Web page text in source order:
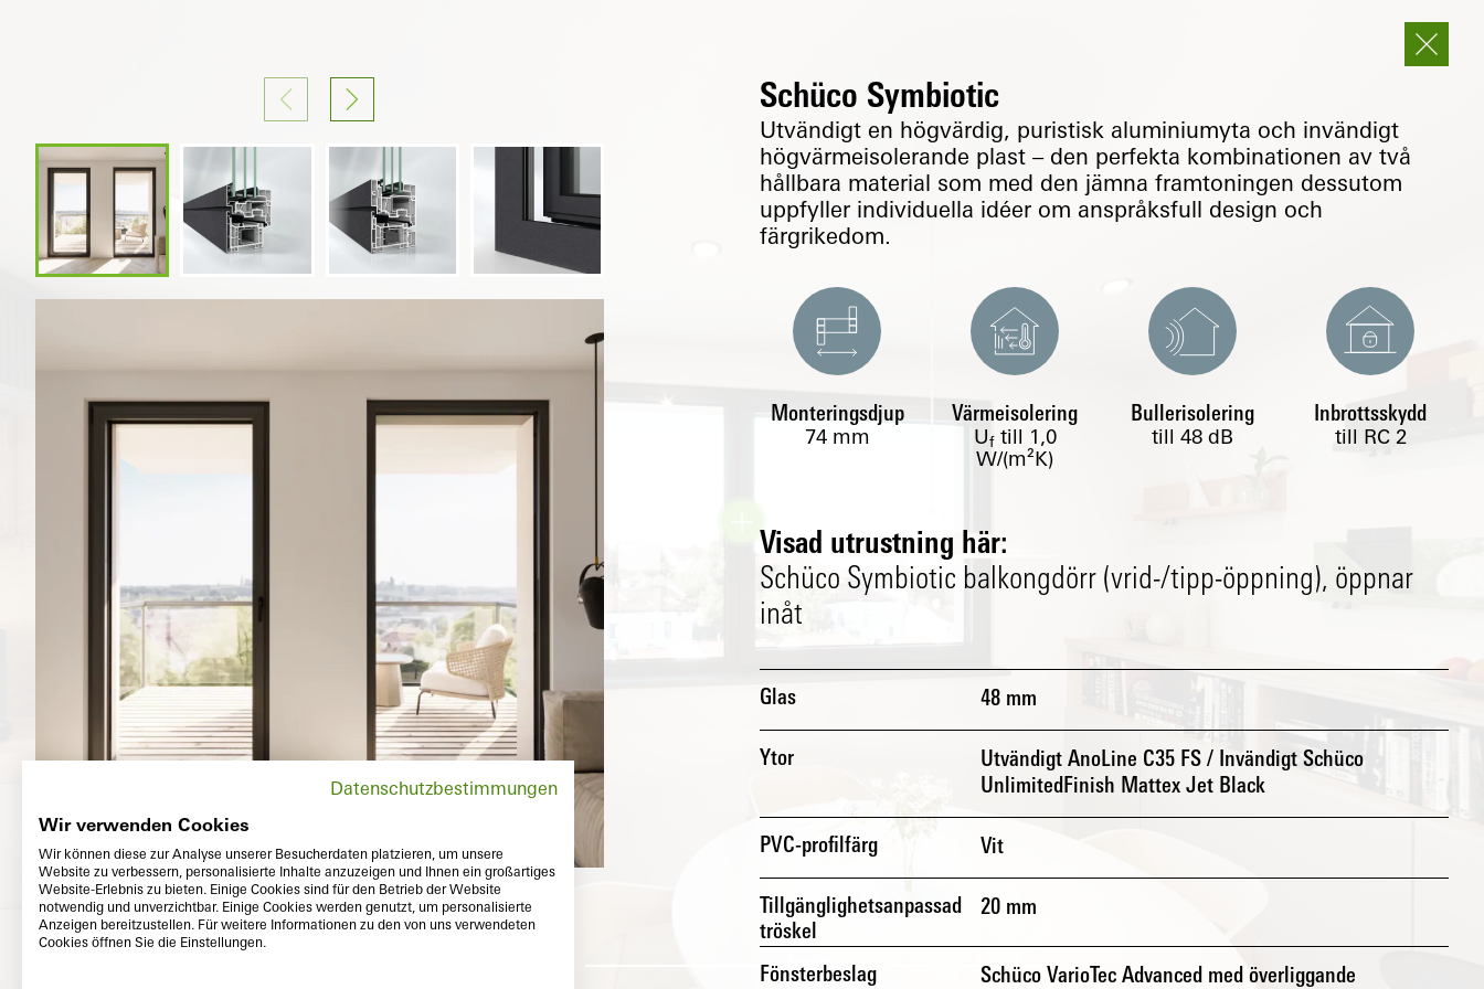
Invändigt
Schüco Symbiotic
Utvändigt en högvärdig, puristisk aluminiumyta och invändigt
högvärmeisolerande plast – den perfekta kombinationen av två
hållbara material som med den jämna framtoningen dessutom
uppfyller individuella idéer om anspråksfull design och
färgrikedom.
Monteringsdjup
74mm
Värmeisolering
Uf till 1,0
W/(m²K)
Bullerisolering
till 48 dB
Inbrottsskydd
till RC 2
Visad utrustning här:
Schüco Symbiotic balkongdörr (vrid-/tipp-öppning), öppnar
inåt
Glas 48 mm
Ytor
Utvändigt AnoLine C35 FS / Invändigt Schüco
UnlimitedFinish Mattex Jet Black
PVC-profilfärg Vit
Tillgänglighetsanpassad
tröskel
20 mm
Fönsterbeslag Schüco VarioTec Advanced med överliggande
Datenschutzbestimmungen
Wir verwenden Cookies
Wir können diese zur Analyse unserer Besucherdaten platzieren, um unsere
Website zu verbessern, personalisierte Inhalte anzuzeigen und Ihnen ein großartiges
Website-Erlebnis zu bieten. Einige Cookies sind für den Betrieb der Website
notwendig und unverzichtbar. Einige Cookies werden genutzt, um personalisierte
Anzeigen bereitzustellen. Für weitere Informationen zu den von uns verwendeten
Cookies öffnen Sie die Einstellungen.